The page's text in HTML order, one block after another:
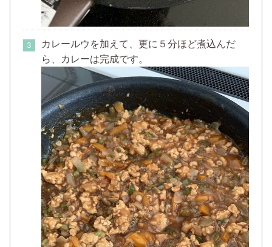
カレールウを加えて、更に５分ほど煮込んだ
ら、カレーは完成です。